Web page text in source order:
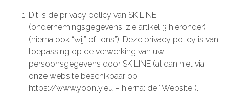
Dit is de privacy policy van SKILINE
(ondernemingsgegevens: zie artikel 3 hieronder)
(hierna ook “wij” of “ons”). Deze privacy policy is van
toepassing op de verwerking van uw
persoonsgegevens door SKILINE (al dan niet via
onze website beschikbaar op
https://www.yoonly.eu – hierna: de “Website”).